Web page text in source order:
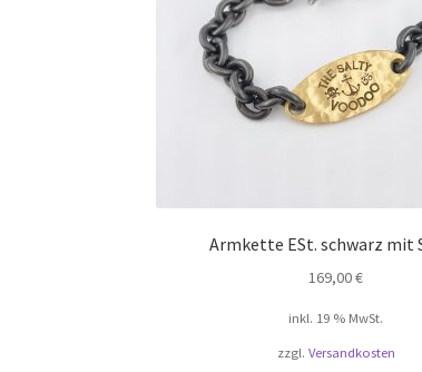
Armkette ESt. schwarz mit
169,00€
inkl. 19 % MwSt.
zzgl. Versandkosten